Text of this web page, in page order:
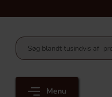
Menu